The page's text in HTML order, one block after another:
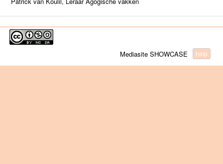
help
Mediasite SHOWCASE